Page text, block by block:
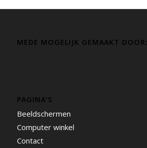
MEDE MOGELIJK GEMAAKT DOOR:
PAGINA’S
Beeldschermen
Computer winkel
Contact